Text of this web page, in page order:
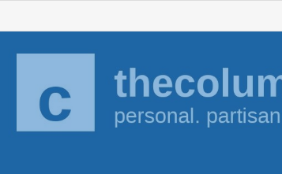
to
content